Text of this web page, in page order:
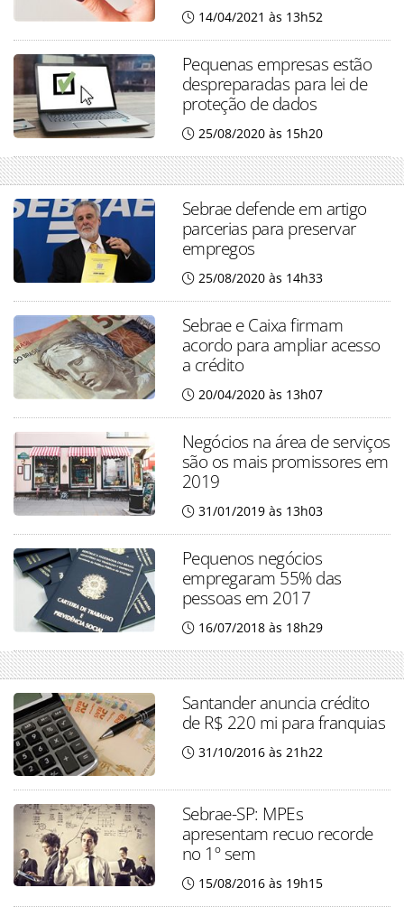
14/04/2021 às 13h52
Pequenas empresas estão
despreparadas para lei de
proteção de dados
25/08/2020 às 15h20
Sebrae defende em artigo
parcerias para preservar
empregos
25/08/2020 às 14h33
Sebrae e Caixa firmam
acordo para ampliar acesso
a crédito
20/04/2020 às 13h07
Negócios na área de serviços
são os mais promissores em
2019
31/01/2019 às 13h03
Pequenos negócios
empregaram 55% das
pessoas em 2017
16/07/2018 às 18h29
Santander anuncia crédito
de R$ 220 mi para franquias
31/10/2016 às 21h22
Sebrae-SP: MPEs
apresentam recuo recorde
no 1º sem
15/08/2016 às 19h15